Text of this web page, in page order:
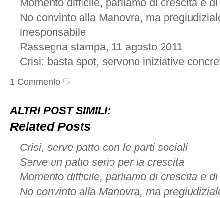
Momento difficile, parliamo di crescita e
No convinto alla Manovra, ma
irresponsabile
Rassegna stampa, 11 agosto 2011
Crisi: basta spot, servono iniziative
1 Commento
ALTRI POST SIMILI:
Related Posts
Crisi, serve patto con le parti sociali
Serve un patto serio per la crescita
Momento difficile, parliamo di crescita e
No convinto alla Manovra, ma